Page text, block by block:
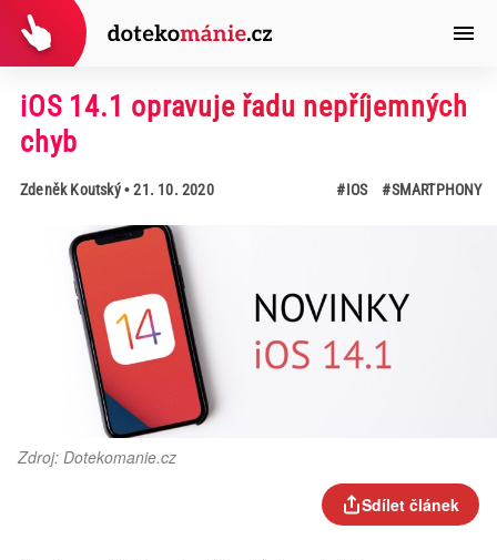
iOS 14.1 opravuje řadu nepříjemných
chyb
Zdeněk Koutský• 21. 10. 2020 #IOS #SMARTPHONY
Zdroj: Dotekomanie.cz
Sdílet článek